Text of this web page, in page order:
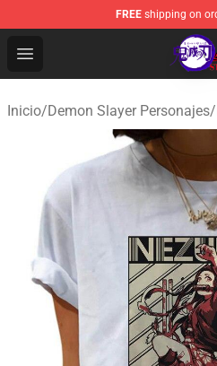
FREE shipping on
Open menu
Kimetsu no Yaiba Store -
Inicio/Demon Slayer Personajes/